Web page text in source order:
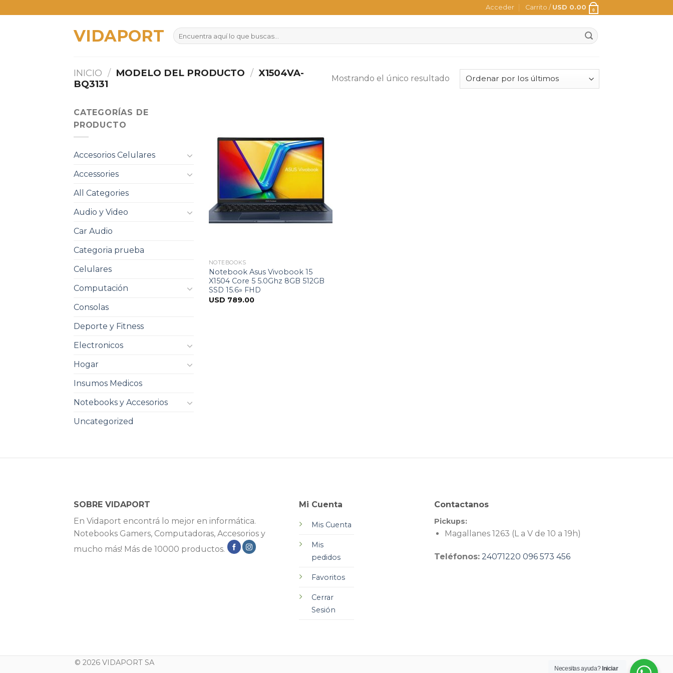
to
Acceder Carrito / USD 0.00 0
VIDAPORT
Buscar
por:
INICIO / MODELO DEL PRODUCTO / X1504VA-
BQ3131
Mostrando el único resultado
CATEGORÍAS DE
PRODUCTO
Accesorios Celulares
Accessories
All Categories
Audio y Video
Car Audio
Categoria prueba
Celulares
Computación
Consolas
Deporte y Fitness
Electronicos
Hogar
Insumos Medicos
Notebooks y Accesorios
Uncategorized
NOTEBOOKS
Notebook Asus Vivobook 15
X1504 Core 5 5.0Ghz 8GB 512GB
SSD 15.6» FHD
USD 789.00
SOBRE VIDAPORT
En Vidaport encontrá lo mejor en informática.
Notebooks Gamers, Computadoras, Accesorios y
mucho más! Más de 10000 productos.
Mi Cuenta
Mis Cuenta
Mis
pedidos
Favoritos
Cerrar
Sesión
Contactanos
Pickups:
Magallanes 1263 (L a V de 10 a 19h)
Teléfonos: 24071220 096 573 456
© 2026 VIDAPORT SA
Necesitas ayuda? Iniciar